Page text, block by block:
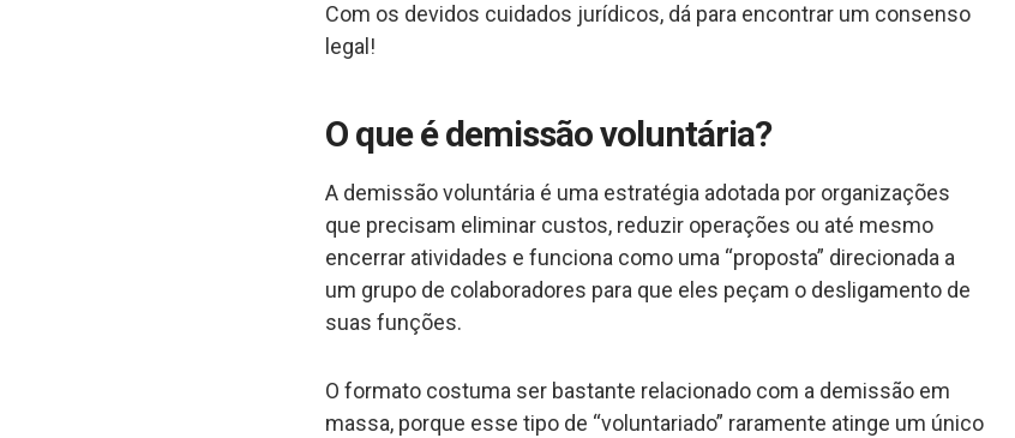
Com os devidos cuidados jurídicos, dá para encontrar um consenso
legal!
O que é demissão voluntária?
A demissão voluntária é uma estratégia adotada por organizações
que precisam eliminar custos, reduzir operações ou até mesmo
encerrar atividades e funciona como uma “proposta” direcionada a
um grupo de colaboradores para que eles peçam o desligamento de
suas funções.
O formato costuma ser bastante relacionado com a demissão em
massa, porque esse tipo de “voluntariado” raramente atinge um único